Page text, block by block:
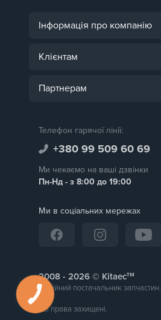
Інформація про компанію
Клієнтам
Партнерам
Телефон гарячої лінії:
+380 99 509 60 69
Ми чекаємо на ваші дзвінки
Пн-Нд - з 8:00 до 19:00
Ми в соціальних мережах
2008 - © Kitaecтм
Надійний постачальник запчастин.
Всі права захищені.